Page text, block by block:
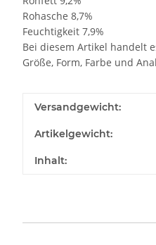
Rohasche 8,7%
Feuchtigkeit 7,9%
Bei diesem Artikel handelt
Größe, Form, Farbe und
Versandgewicht:
Artikelgewicht:
Inhalt: